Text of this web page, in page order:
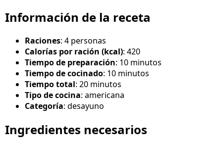
Información de la receta
Raciones: 4 personas
Calorías por ración (kcal): 420
Tiempo de preparación: 10 minutos
Tiempo de cocinado: 10 minutos
Tiempo total: 20 minutos
Tipo de cocina: americana
Categoría: desayuno
Ingredientes necesarios